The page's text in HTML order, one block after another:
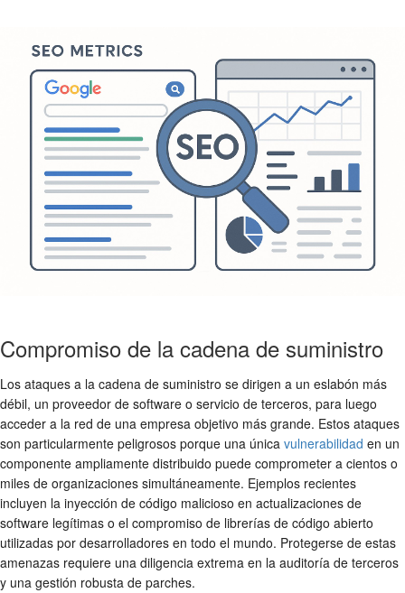
Compromiso de la cadena de suministro
Los ataques a la cadena de suministro se dirigen a un eslabón más
débil, un proveedor de software o servicio de terceros, para luego
acceder a la red de una empresa objetivo más grande. Estos ataques
son particularmente peligrosos porque una única vulnerabilidad en un
componente ampliamente distribuido puede comprometer a cientos o
miles de organizaciones simultáneamente. Ejemplos recientes
incluyen la inyección de código malicioso en actualizaciones de
software legítimas o el compromiso de librerías de código abierto
utilizadas por desarrolladores en todo el mundo. Protegerse de estas
amenazas requiere una diligencia extrema en la auditoría de terceros
y una gestión robusta de parches.